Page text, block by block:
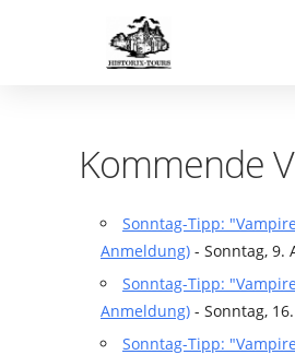
Kommende
Sonntag-Tipp:
Anmeldung) - Sonntag, 9.
Sonntag-Tipp:
Anmeldung) - Sonntag,
Sonntag-Tipp: